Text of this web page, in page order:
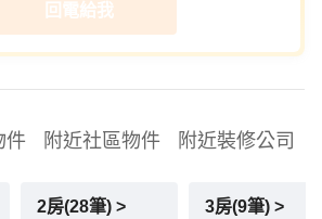
回電給我
件 附近社區物件 附近裝修公司
2房(28筆) > 3房(9筆) >